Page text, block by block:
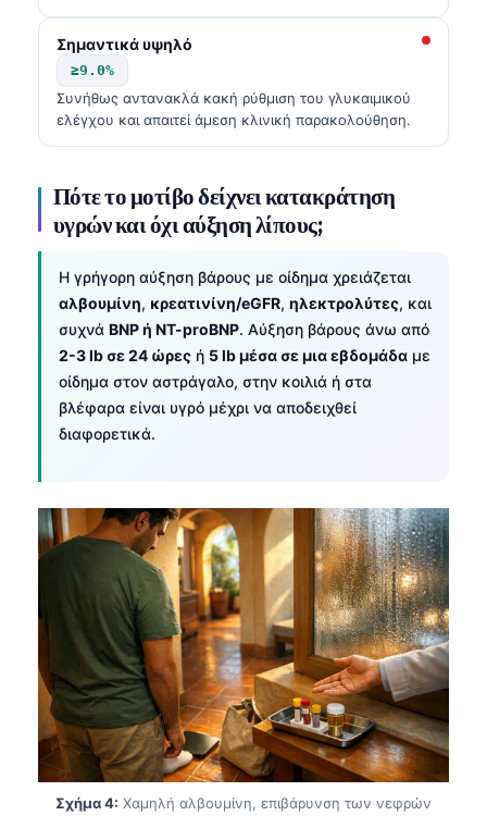
Σημαντικά υψηλό
≥9.0%
Συνήθως αντανακλά κακή ρύθμιση του γλυκαιμικού
ελέγχου και απαιτεί άμεση κλινική παρακολούθηση.
Πότε το μοτίβο δείχνει κατακράτηση
υγρών και όχι αύξηση λίπους;
Η γρήγορη αύξηση βάρους με οίδημα χρειάζεται
αλβουμίνη, κρεατινίνη/eGFR, ηλεκτρολύτες, και
συχνά BNP ή NT-proBNP. Αύξηση βάρους άνω από
2-3 lb σε 24 ώρες ή 5 lb μέσα σε μια εβδομάδα με
οίδημα στον αστράγαλο, στην κοιλιά ή στα
βλέφαρα είναι υγρό μέχρι να αποδειχθεί
διαφορετικά.
Σχήμα 4: Χαμηλή αλβουμίνη, επιβάρυνση των νεφρών